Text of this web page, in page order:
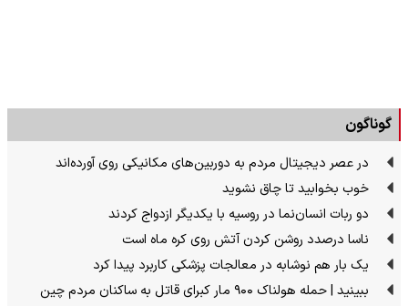
گوناگون
در عصر دیجیتال مردم به دوربین‌های مکانیکی روی آورده‌اند
خوب بخوابید تا چاق نشوید
دو ربات انسان‌نما در روسیه با یکدیگر ازدواج کردند
ناسا درصدد روشن کردن آتش روی کره ماه است
یک بار هم نوشابه در معالجات پزشکی کاربرد پیدا کرد
ببینید | حمله هولناک ۹۰۰ مار کبرای قاتل به ساکنان مردم چین